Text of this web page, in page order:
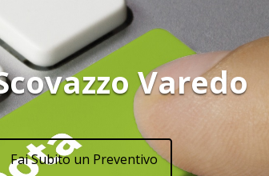
Varedo
Fai Subito un Preventivo